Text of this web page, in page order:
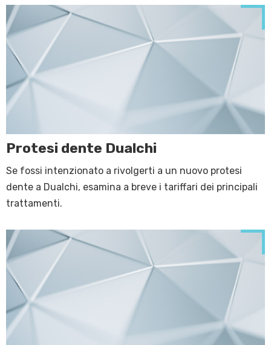
Protesi dente Dualchi
Se fossi intenzionato a rivolgerti a un nuovo protesi
dente a Dualchi, esamina a breve i tariffari dei principali
trattamenti.